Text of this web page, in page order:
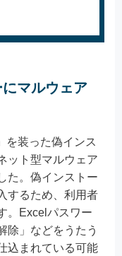
マルウェア
を装った偽インス
ット型マルウェア
た。偽インストー
するため、利用者
。Excelパスワー
除」などをうたう
込まれている可能